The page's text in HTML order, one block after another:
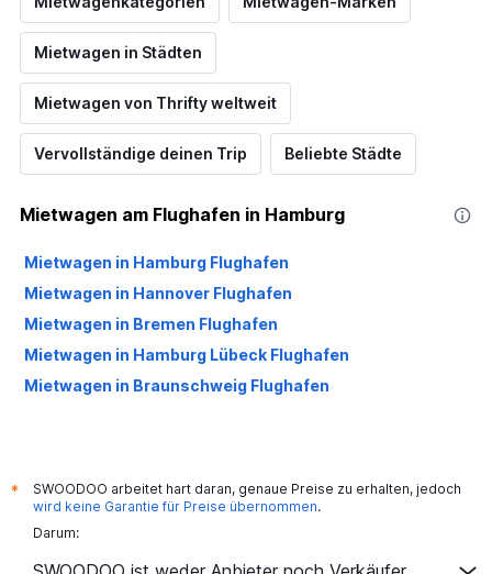
Mietwagen in Städten
Mietwagen von Thrifty weltweit
Vervollständige deinen Trip Beliebte Städte
Mietwagen am Flughafen in Hamburg
Mietwagen in Hamburg Flughafen
Mietwagen in Hannover Flughafen
Mietwagen in Bremen Flughafen
Mietwagen in Hamburg Lübeck Flughafen
Mietwagen in Braunschweig Flughafen
*
SWOODOO arbeitet hart daran, genaue Preise zu erhalten, jedoch
wird keine Garantie für Preise übernommen.
Darum: